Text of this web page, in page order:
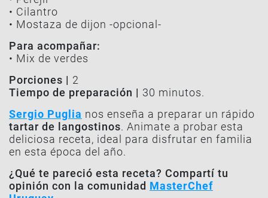
• Cilantro
• Mostaza de dijon -opcional-
Para acompañar:
• Mix de verdes
Porciones | 2
Tiempo de preparación | 30 minutos.
Sergio Puglia nos enseña a preparar un rápido
tartar de langostinos. Animate a probar esta
deliciosa receta, ideal para disfrutar en familia
en esta época del año.
¿Qué te pareció esta receta? Compartí tu
opinión con la comunidad MasterChef